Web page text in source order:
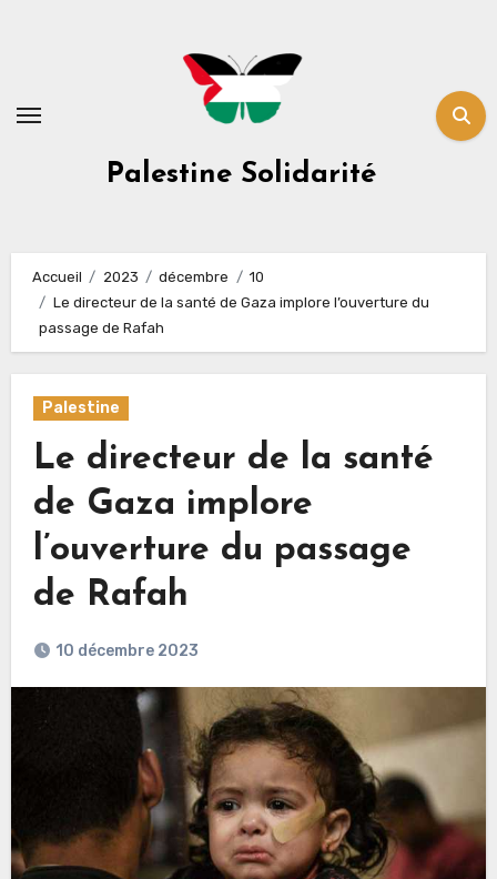
Palestine Solidarité
Accueil 2023 décembre
10
Le directeur de la santé de Gaza implore l’ouverture du
passage de Rafah
Palestine
Le directeur de la santé
de Gaza implore
l’ouverture du passage
de Rafah
10 décembre 2023